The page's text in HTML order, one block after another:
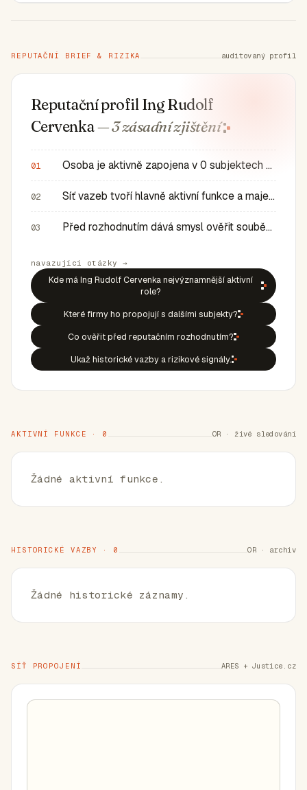
REPUTAČNÍ BRIEF & RIZIKA auditovaný profil
Reputační profil Ing Rudolf
Cervenka— 3 zásadnízjištění
01 Osoba je aktivně zapojena v 0 subjektech a má 0 historic…
02 Síť vazeb tvoří hlavně aktivní funkce a majetkové role v…
03 Před rozhodnutím dává smysl ověřit souběh rolí, historic…
navazující otázky →
Kde má Ing Rudolf Cervenka nejvýznamnější aktivní
role?
Které firmy ho propojují s dalšími subjekty?
Co ověřit před reputačním rozhodnutím?
Ukaž historické vazby a rizikové signály.
AKTIVNÍ FUNKCE · 0 OR · živé sledování
Žádné aktivní funkce.
HISTORICKÉ VAZBY · 0 OR · archiv
Žádné historické záznamy.
SÍŤ PROPOJENÍ ARES + Justice.cz